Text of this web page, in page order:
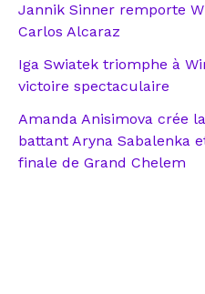
Jannik Sinner remporte
Carlos Alcaraz
Iga Swiatek triomphe à
victoire spectaculaire
Amanda Anisimova crée
battant Aryna Sabalenka
finale de Grand Chelem